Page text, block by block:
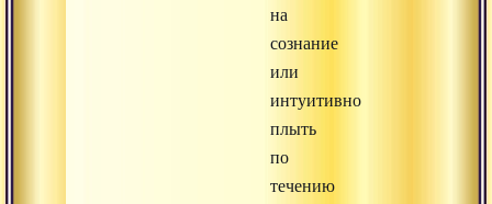
на
сознание
или
интуитивно
плыть
по
течению